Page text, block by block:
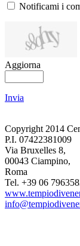
Notificami i
Aggiorna
Invia
Copyright 2014
P.I. 07422381009
Via Bruxelles 8,
00043 Ciampino,
Roma
Tel. +39 06